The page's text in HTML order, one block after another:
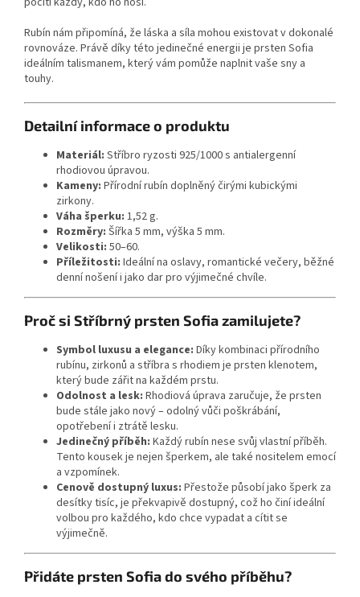
Rubín nám připomíná, že láska a síla mohou existovat v dokonalé
rovnováze. Právě díky této jedinečné energii je prsten Sofia
ideálním talismanem, který vám pomůže naplnit vaše sny a
touhy.
Detailní informace o produktu
Materiál: Stříbro ryzosti 925/1000 s antialergenní
rhodiovou úpravou.
Kameny: Přírodní rubín doplněný čirými kubickými
zirkony.
Váha šperku: 1,52 g.
Rozměry: Šířka 5 mm, výška 5 mm.
Velikosti: 50–60.
Příležitosti: Ideální na oslavy, romantické večery, běžné
denní nošení i jako dar pro výjimečné chvíle.
Proč si Stříbrný prsten Sofia zamilujete?
Symbol luxusu a elegance: Díky kombinaci přírodního
rubínu, zirkonů a stříbra s rhodiem je prsten klenotem,
který bude zářit na každém prstu.
Odolnost a lesk: Rhodiová úprava zaručuje, že prsten
bude stále jako nový – odolný vůči poškrábání,
opotřebení i ztrátě lesku.
Jedinečný příběh: Každý rubín nese svůj vlastní příběh.
Tento kousek je nejen šperkem, ale také nositelem emocí
a vzpomínek.
Cenově dostupný luxus: Přestože působí jako šperk za
desítky tisíc, je překvapivě dostupný, což ho činí ideální
volbou pro každého, kdo chce vypadat a cítit se
výjimečně.
Přidáte prsten Sofia do svého příběhu?